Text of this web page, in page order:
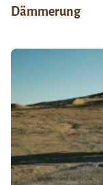
Dämmerung